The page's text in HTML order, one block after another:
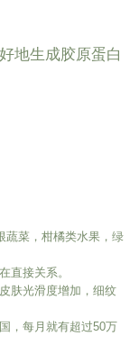
地生成胶原蛋白
蔬菜，柑橘类水果，绿
直接关系。
肤光滑度增加，细纹
，每月就有超过50万